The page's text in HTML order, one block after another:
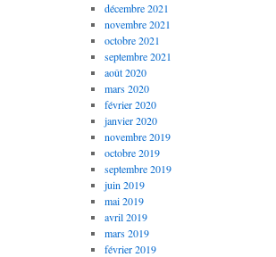
décembre 2021
novembre 2021
octobre 2021
septembre 2021
août 2020
mars 2020
février 2020
janvier 2020
novembre 2019
octobre 2019
septembre 2019
juin 2019
mai 2019
avril 2019
mars 2019
février 2019